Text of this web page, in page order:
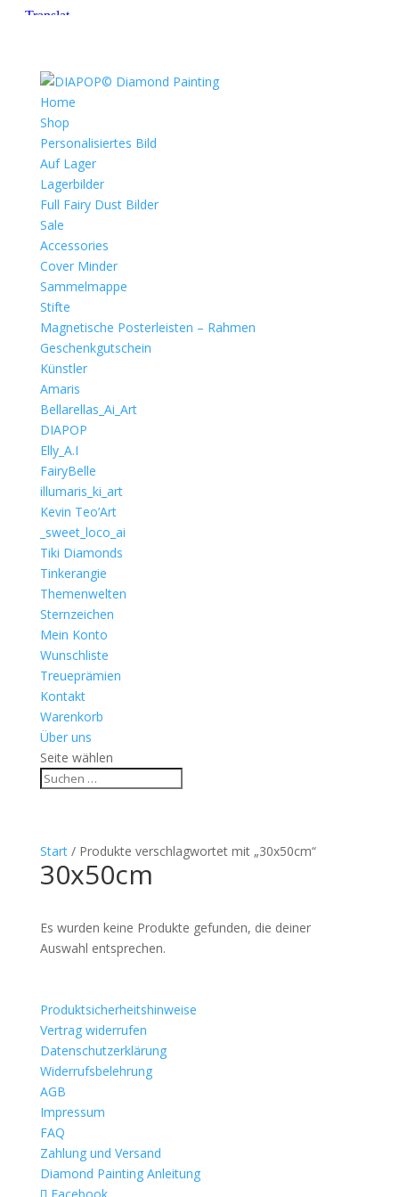
Home
Shop
Personalisiertes Bild
Auf Lager
Lagerbilder
Full Fairy Dust Bilder
Sale
Accessories
Cover Minder
Sammelmappe
Stifte
Magnetische Posterleisten – Rahmen
Geschenkgutschein
Künstler
Amaris
Bellarellas_Ai_Art
DIAPOP
Elly_A.I
FairyBelle
illumaris_ki_art
Kevin Teo’Art
_sweet_loco_ai
Tiki Diamonds
Tinkerangie
Themenwelten
Sternzeichen
Mein Konto
Wunschliste
Treueprämien
Kontakt
Warenkorb
Über uns
Seite wählen
Start/ Produkte verschlagwortet mit „30x50cm“
30x50cm
Es wurden keine Produkte gefunden, die deiner
Auswahl entsprechen.
Produktsicherheitshinweise
Vertrag widerrufen
Datenschutzerklärung
Widerrufsbelehrung
AGB
Impressum
FAQ
Zahlung und Versand
Diamond Painting Anleitung